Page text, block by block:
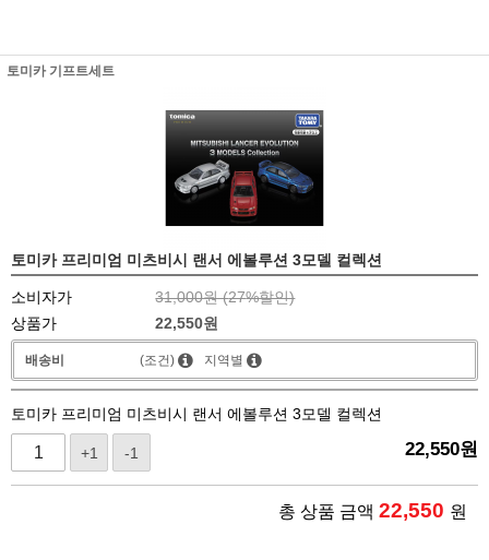
토미카 기프트세트
토미카 프리미엄 미츠비시 랜서 에볼루션 3모델 컬렉션
소비자가 31,000원 (27%할인)
상품가
22,550원
배송비 (조건) 지역별
토미카 프리미엄 미츠비시 랜서 에볼루션 3모델 컬렉션
+1 -1 22,550원
총 상품 금액 22,550 원